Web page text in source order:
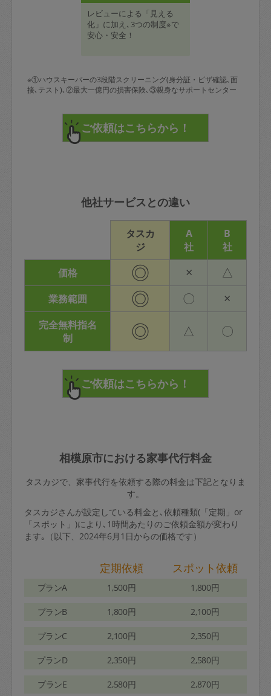
レビューによる「見える
化」に加え､3つの制度※で
安心・安全！
※①ハウスキーパーの3段階スクリーニング(身分証・ビザ確認､面
接､テスト)､②最大一億円の損害保険､③親身なサポートセンター
他社サービスとの違い
タスカ
ジ
A
社
B
社
価格
◎ × △
業務範囲 ◎ 〇 ×
完全無料指名
制
◎ △ 〇
相模原市における家事代行料金
タスカジで、家事代行を依頼する際の料金は下記となりま
す。
タスカジさんが設定している料金と､依頼種類(「定期」or
「スポット」)により､1時間あたりのご依頼金額が変わり
ます｡（以下、2024年6月1日からの価格です）
定期依頼 スポット依頼
プランA 1,500円 1,800円
プランB 1,800円 2,100円
プランC 2,100円 2,350円
プランD 2,350円 2,580円
プランE 2,580円 2,870円